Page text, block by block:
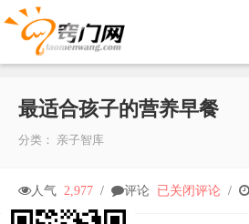
最适合孩子的营养早餐
分类： 亲子智库
人气 2,977 / 评论 最
已关闭评论 /